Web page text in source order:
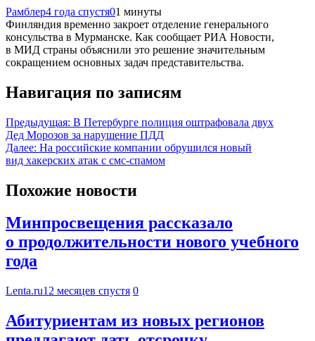
Рамблер4 года спустя01 минуты
Финляндия временно закроет отделение генерального
консульства в Мурманске. Как сообщает РИА Новости,
в МИД страны объяснили это решение значительным
сокращением основных задач представительства.
Навигация по записям
Предыдущая: В Петербурге полиция оштрафовала двух
Дед Морозов за нарушение ПДД
Далее: На российские компании обрушился новый
вид хакерских атак с смс-спамом
Похожие новости
Минпросвещения рассказало
о продолжительности нового учебного
года
Lenta.ru12 месяцев спустя 0
Абитуриентам из новых регионов